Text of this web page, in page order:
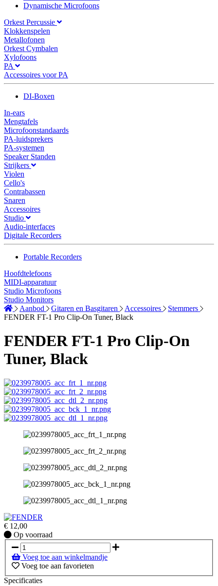
Dynamische Microfoons
Orkest Percussie
Klokkenspelen
Metallofonen
Orkest Cymbalen
Xylofoons
PA
Accessoires voor PA
DI-Boxen
In-ears
Mengtafels
Microfoonstandaards
PA-luidsprekers
PA-systemen
Speaker Standen
Strijkers
Violen
Cello's
Contrabassen
Snaren
Accessoires
Studio
Audio-interfaces
Digitale Recorders
Portable Recorders
Hoofdtelefoons
MIDI-apparatuur
Studio Microfoons
Studio Monitors
Aanbod
Gitaren en Basgitaren Accessoires
Stemmers
FENDER FT-1 Pro Clip-On Tuner, Black
FENDER FT-1 Pro Clip-On
Tuner, Black
€ 12,00
Op
voorraad
Op voorraad
Voeg toe aan winkelmandje
Voeg toe aan favorieten
Specificaties